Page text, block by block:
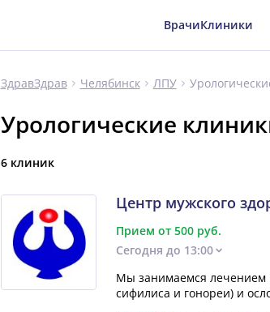
ВрачиКлиники
ЗдравЗдрав Челябинск ЛПУ
Урологические
6 клиник
Центр мужского
Прием от 500 руб.
Сегодня до 13:00
Мы занимаемся лечением
сифилиса и гонореи) и